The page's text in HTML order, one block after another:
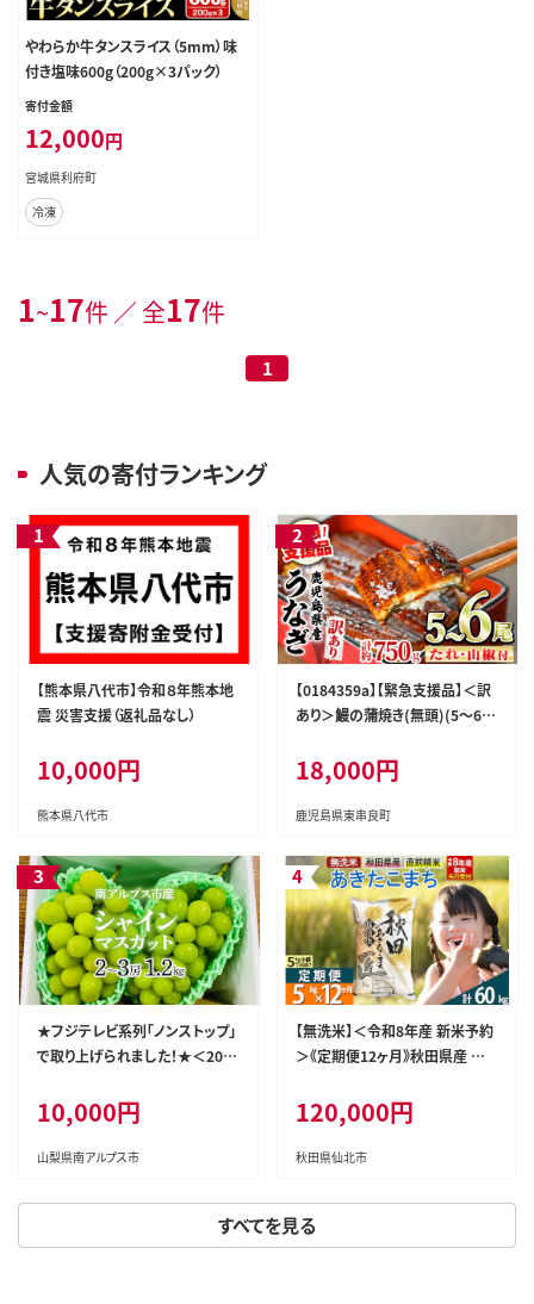
やわらか牛タンスライス（5mm）味
付き塩味600g（200g×3パック）
寄付金額
12,000円
宮城県利府町
冷凍
1~17件 ／ 全17件
1
人気の寄付ランキング
すべてを見る
【熊本県八代市】令和８年熊本地
震 災害支援（返礼品なし）
10,000円
熊本県八代市
【0184359a】【緊急支援品】＜訳
あり＞鰻の蒲焼き(無頭)(5～6
なぎ ウナギ 鰻 国産 蒲焼 蒲焼き
たれ 鹿児島 ふるさと 人気 支援
【アクアおおすみ】
18,000円
鹿児島県東串良町
★フジテレビ系列「ノンストップ」
で取り上げられました！★＜202
市産シャインマスカット1.2kg以
上（2～3房） クール便発送 ALPA
G007
10,000円
山梨県南アルプス市
【無洗米】＜令和8年産 新米予約
＞《定期便12ヶ月》秋田県産 あき
回 5キロ お米 匠 [サンファーム
西木 米5kg 米 5kg 米 5kg定期
便 お米定期便 あきたこまち ごは
120,000円
秋田県仙北市